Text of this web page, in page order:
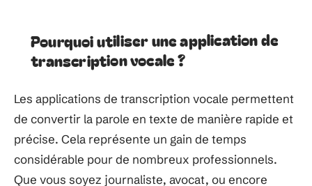
Pourquoi utiliser une application de
transcription vocale ?
Les applications de transcription vocale permettent
de convertir la parole en texte de manière rapide et
précise. Cela représente un gain de temps
considérable pour de nombreux professionnels.
Que vous soyez journaliste, avocat, ou encore